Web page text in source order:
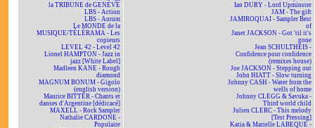
la TRIBUNE de GENÈVE
LBS - Action
LBS - Aurum
Le MONDE de la
MUSIQUE/TÉLÉRAMA - Les
copieurs
LEVEL 42 - Level 42
Lionel HAMPTON - Jazz in
jazz [White Label]
Madleen KANE - Rough
diamond
MAGNUM BONUM - Gigolo
(english version)
Maurice BITTER - Chants et
danses d'Argentine [dédicacé]
MAXELL - Rock Sampler
Nathalie CARDONE -
Populaire
Ian DURY - Lord Upminster
JAM - The gift
JAMIROQUAI - Sampler Best
of
Janet JACKSON - Got 'til it's
gone
Jean SCHULTHEIS -
Confidence pour confidence
(remixes house)
Joe JACKSON - Stepping out
John HIATT - Slow turning
Johnny CASH - Water from the
wells of home
Johnny CLEGG & Savuka -
Third world child
Julien CLERC - This melody
[Test Pressing]
Katia & Marielle LABEQUE -